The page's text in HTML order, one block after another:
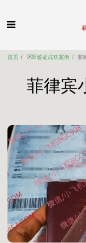
首页 998签证成功案例 菲
菲律宾